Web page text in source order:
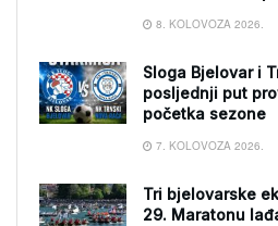
8. KOLOVOZA 2026.
Sloga Bjelovar i
posljednji put
početka sezone
7. KOLOVOZA 2026.
Tri bjelovarske
29. Maratonu